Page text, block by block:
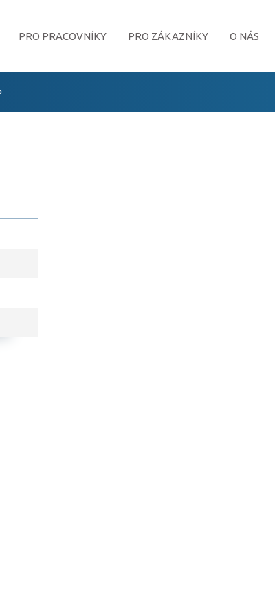
PRO PRACOVNÍKY PRO ZÁKAZNÍKY O NÁS